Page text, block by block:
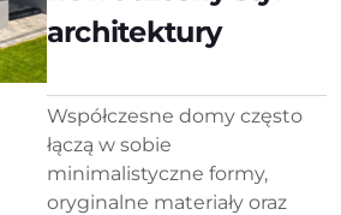
architektury
Współczesne domy często
łączą w sobie
minimalistyczne formy,
oryginalne materiały oraz